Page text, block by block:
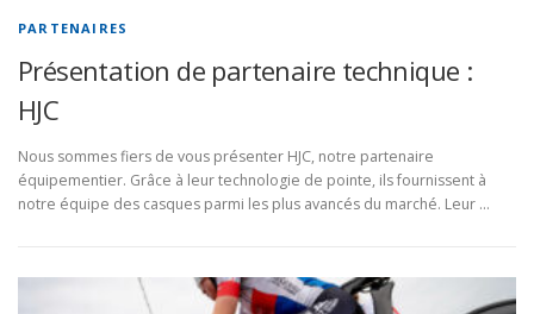
PARTENAIRES
Présentation de partenaire technique :
HJC
Nous sommes fiers de vous présenter HJC, notre partenaire
équipementier. Grâce à leur technologie de pointe, ils fournissent à
notre équipe des casques parmi les plus avancés du marché. Leur …